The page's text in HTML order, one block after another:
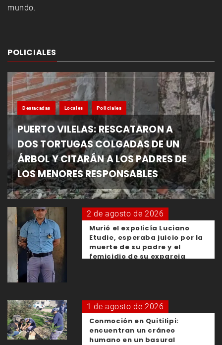
mundo.
POLICIALES
Destacadas Locales Policiales
PUERTO VILELAS: RESCATARON A
DOS TORTUGAS COLGADAS DE UN
ÁRBOL Y CITARÁN A LOS PADRES DE
LOS MENORES RESPONSABLES
2 de agosto de 2026
Murió el expolicía Luciano
Etudie, esperaba juicio por la
muerte de su padre y el
femicidio de su expareja
1 de agosto de 2026
Conmoción en Quitilipi:
encuentran un cráneo
humano en un basural